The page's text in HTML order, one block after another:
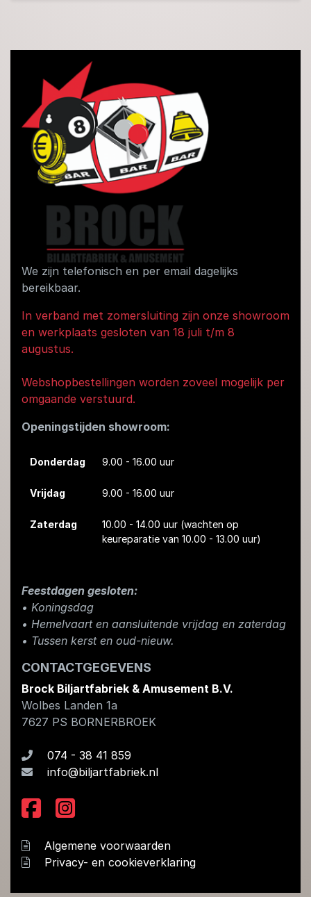
We zijn telefonisch en per email dagelijks
bereikbaar.
In verband met zomersluiting zijn onze showroom
en werkplaats gesloten van 18 juli t/m 8
augustus.
Webshopbestellingen worden zoveel mogelijk per
omgaande verstuurd.
Openingstijden showroom:
Donderdag 9.00 - 16.00 uur
Vrijdag 9.00 - 16.00 uur
Zaterdag 10.00 - 14.00 uur (wachten op
keureparatie van 10.00 - 13.00 uur)
Feestdagen gesloten:
• Koningsdag
​• Hemelvaart en aansluitende vrijdag en zaterdag
• Tussen kerst en oud-nieuw.
CONTACTGEGEVENS
Brock Biljartfabriek & Amusement B.V.
Wolbes Landen 1a
7627 PS BORNERBROEK
074 - 38 41 859
info@biljartfabriek.nl
Algemene voorwaarden
Privacy- en cookieverklaring